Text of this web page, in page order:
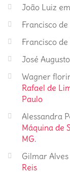
João Luiz em
Francisco
Francisco
José Augusto
Wagner
Rafael de
Paulo
Alessandra
Máquina de
MG.
Gilmar
Reis